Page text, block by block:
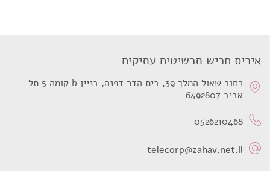
איריס חריש תכשיטים עתיקים
רחוב שאול המלך 39, בית הדר דפנה, בניין b קומה 5 תל
אביב 6492807
0526210468
telecorp@zahav.net.il